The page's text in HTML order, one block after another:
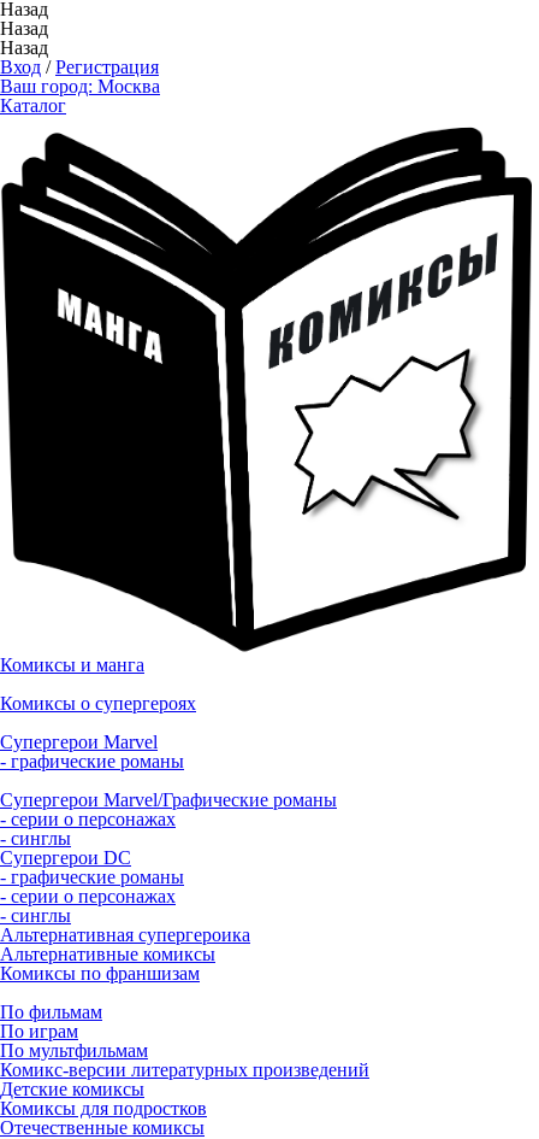
Назад
Назад
Назад
Вход /Регистрация
Ваш город: Москва
Каталог
Комиксы и манга
Комиксы о супергероях
Супергерои Marvel
- графические романы
Супергерои Marvel/Графические романы
- серии о персонажах
- синглы
Супергерои DC
- графические романы
- серии о персонажах
- синглы
Альтернативная супергероика
Альтернативные комиксы
Комиксы по франшизам
По фильмам
По играм
По мультфильмам
Комикс-версии литературных произведений
Детские комиксы
Комиксы для подростков
Отечественные комиксы